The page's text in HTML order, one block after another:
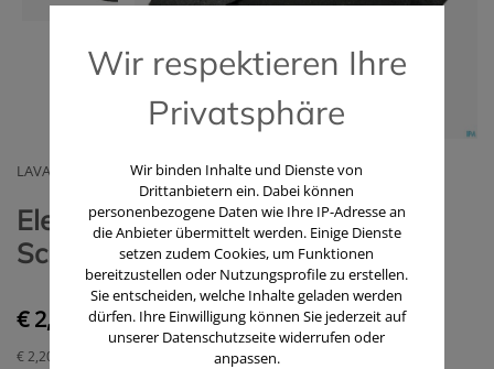
LAVANDA GMBH
Elenatura Raeucherkohle
Schnellzuenderkohle 33mm 1PK
€ 2,20
€ 2,20
Wir respektieren Ihre
Privatsphäre
Wir binden Inhalte und Dienste von
Drittanbietern ein. Dabei können
personenbezogene Daten wie Ihre IP-Adresse an
die Anbieter übermittelt werden. Einige Dienste
setzen zudem Cookies, um Funktionen
bereitzustellen oder Nutzungsprofile zu erstellen.
Sie entscheiden, welche Inhalte geladen werden
dürfen. Ihre Einwilligung können Sie jederzeit auf
unserer Datenschutzseite widerrufen oder
anpassen.